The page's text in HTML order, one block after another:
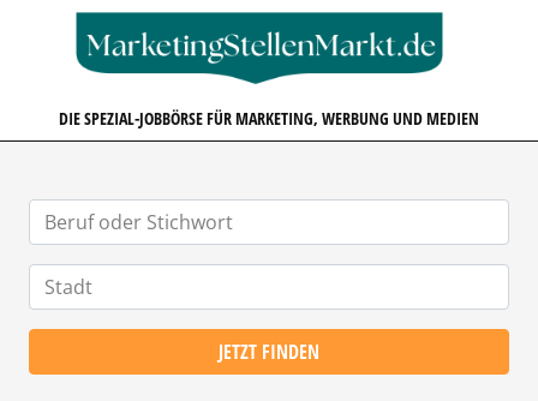
DIE SPEZIAL-JOBBÖRSE FÜR MARKETING, WERBUNG UND MEDIEN
JETZT FINDEN